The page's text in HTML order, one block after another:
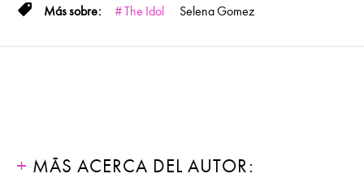
The Idol Selena Gomez
MÁS ACERCA DEL AUTOR: